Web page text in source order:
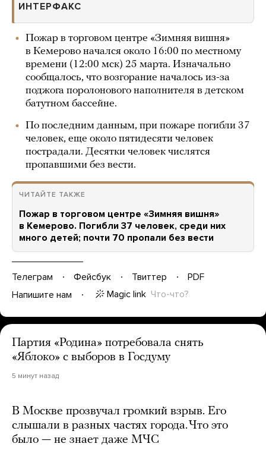
ИНТЕРФАКС
Пожар в торговом центре «Зимняя вишня»
в Кемерово начался около 16:00 по местному
времени (12:00 мск) 25 марта. Изначально
сообщалось, что возгорание началось из-за
поджога поролонового наполнителя в детском
батутном бассейне.
По последним данным, при пожаре погибли 37
человек, еще около пятидесяти человек
пострадали. Десятки человек числятся
пропавшими без вести.
ЧИТАЙТЕ ТАКЖЕ
Пожар в торговом центре «Зимняя вишня»
в Кемерово. Погибли 37 человек, среди них
много детей; почти 70 пропали без вести
Телеграм Фейсбук Твиттер
PDF
Напишите нам
Magic link Что-что?
Партия «Родина» потребовала снять
«Яблоко» с выборов в Госдуму
5 минут назад
В Москве прозвучал громкий взрыв. Его
слышали в разных частях города. Что это
было — не знает даже МЧС